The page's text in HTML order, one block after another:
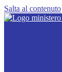
Salta al contenuto